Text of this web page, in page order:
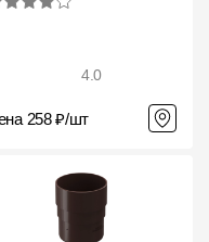
4.0
258 ₽/шт